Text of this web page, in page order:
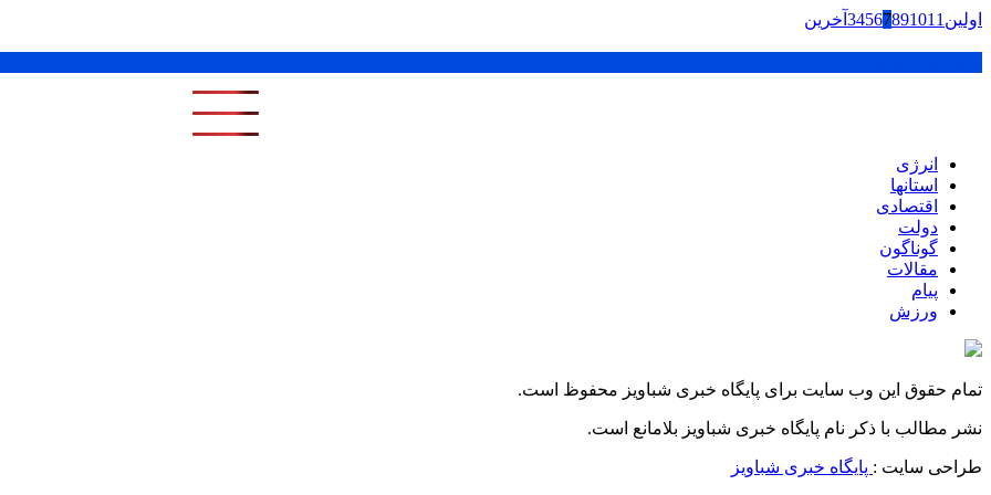
اولین 34567891011 آخرین
انرژی
استانها
اقتصادی
دولت
گوناگون
مقالات
پیام
ورزش
تمام حقوق این وب سایت برای پایگاه خبری شباویز محفوظ است.
نشر مطالب با ذکر نام پایگاه خبری شباویز بلامانع است.
طراحی سایت : پایگاه خبری شباویز